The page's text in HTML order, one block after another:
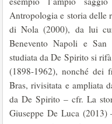
Antropologia e storia
di Nola (2000), da lui
Benevento Napoli e
studiata da De Spirito si
(1898-1962), nonché dei
Bras, rivisitata e ampliata
da De Spirito – cfr. La
Giuseppe De Luca (2013)